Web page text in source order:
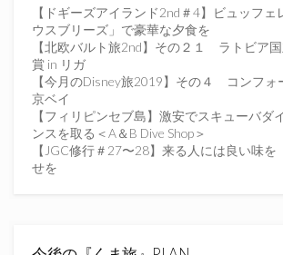
力
し
て
く
だ
さ
い
【ドギーズアイランド2nd＃4】ビュッフェ
ウスブリーズ」で豪華な夕食を
【北欧バルト旅2nd】その２１ ラトビア
賞 in リガ
【今月のDisney旅2019】その４ コンフォ
京ベイ
【フィリピンセブ島】激安でスキューバダ
ンスを取る＜A＆B Dive Shop＞
【JGC修行＃27〜28】来る人には良い味
せを